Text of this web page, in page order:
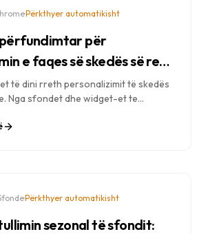
·Përkthyer automatikisht
për
e faqes së skedës së re
të dini rreth personalizimit të skedës
Nga sfondet dhe widget-et te
·Përkthyer automatikisht
sezonal të sfondit: